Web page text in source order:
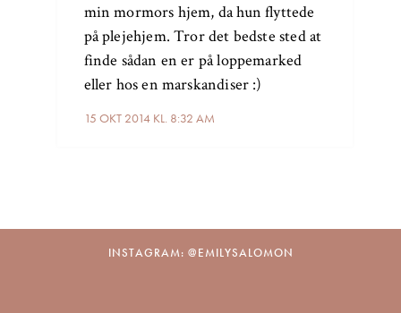
15 OKT 2014 KL. 8:32 AM
min mormors hjem, da hun flyttede
på plejehjem. Tror det bedste sted at
finde sådan en er på loppemarked
eller hos en marskandiser :)
INSTAGRAM: @EMILYSALOMON